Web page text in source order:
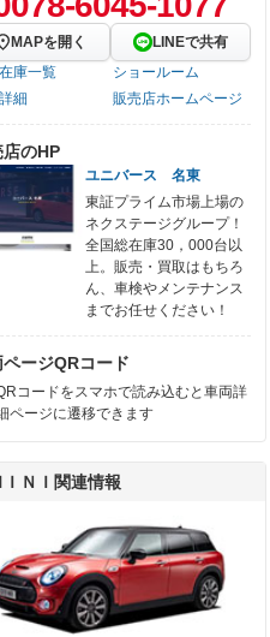
MAPを開く
LINEで共有
庫一覧
ショールーム
細
販売店ホームページ
店のHP
ユニバース 名東
東証プライム市場上場の
ネクステージグループ！
全国総在庫30，000台以
上。販売・買取はもちろ
ん、車検やメンテナンス
までお任せください！
ージQRコード
コードをスマホで読み込むと車両詳
ページに遷移できます
ＩＮＩ関連情報